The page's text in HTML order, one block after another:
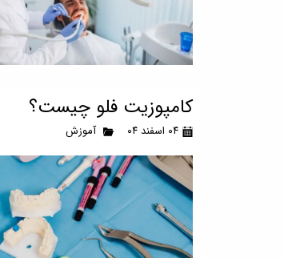
کامپوزیت فلو چیست؟
۰۴ اسفند ۰۴
آموزش